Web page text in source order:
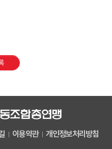
이용약관 개인정보처리방침